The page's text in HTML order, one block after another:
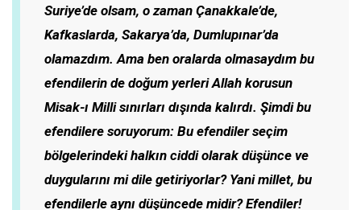
Suriye’de olsam, o zaman Çanakkale’de,
Kafkaslarda, Sakarya’da, Dumlupınar’da
olamazdım. Ama ben oralarda olmasaydım bu
efendilerin de doğum yerleri Allah korusun
Misak-ı Milli sınırları dışında kalırdı. Şimdi bu
efendilere soruyorum: Bu efendiler seçim
bölgelerindeki halkın ciddi olarak düşünce ve
duygularını mi dile getiriyorlar? Yani millet, bu
efendilerle aynı düşüncede midir? Efendiler!